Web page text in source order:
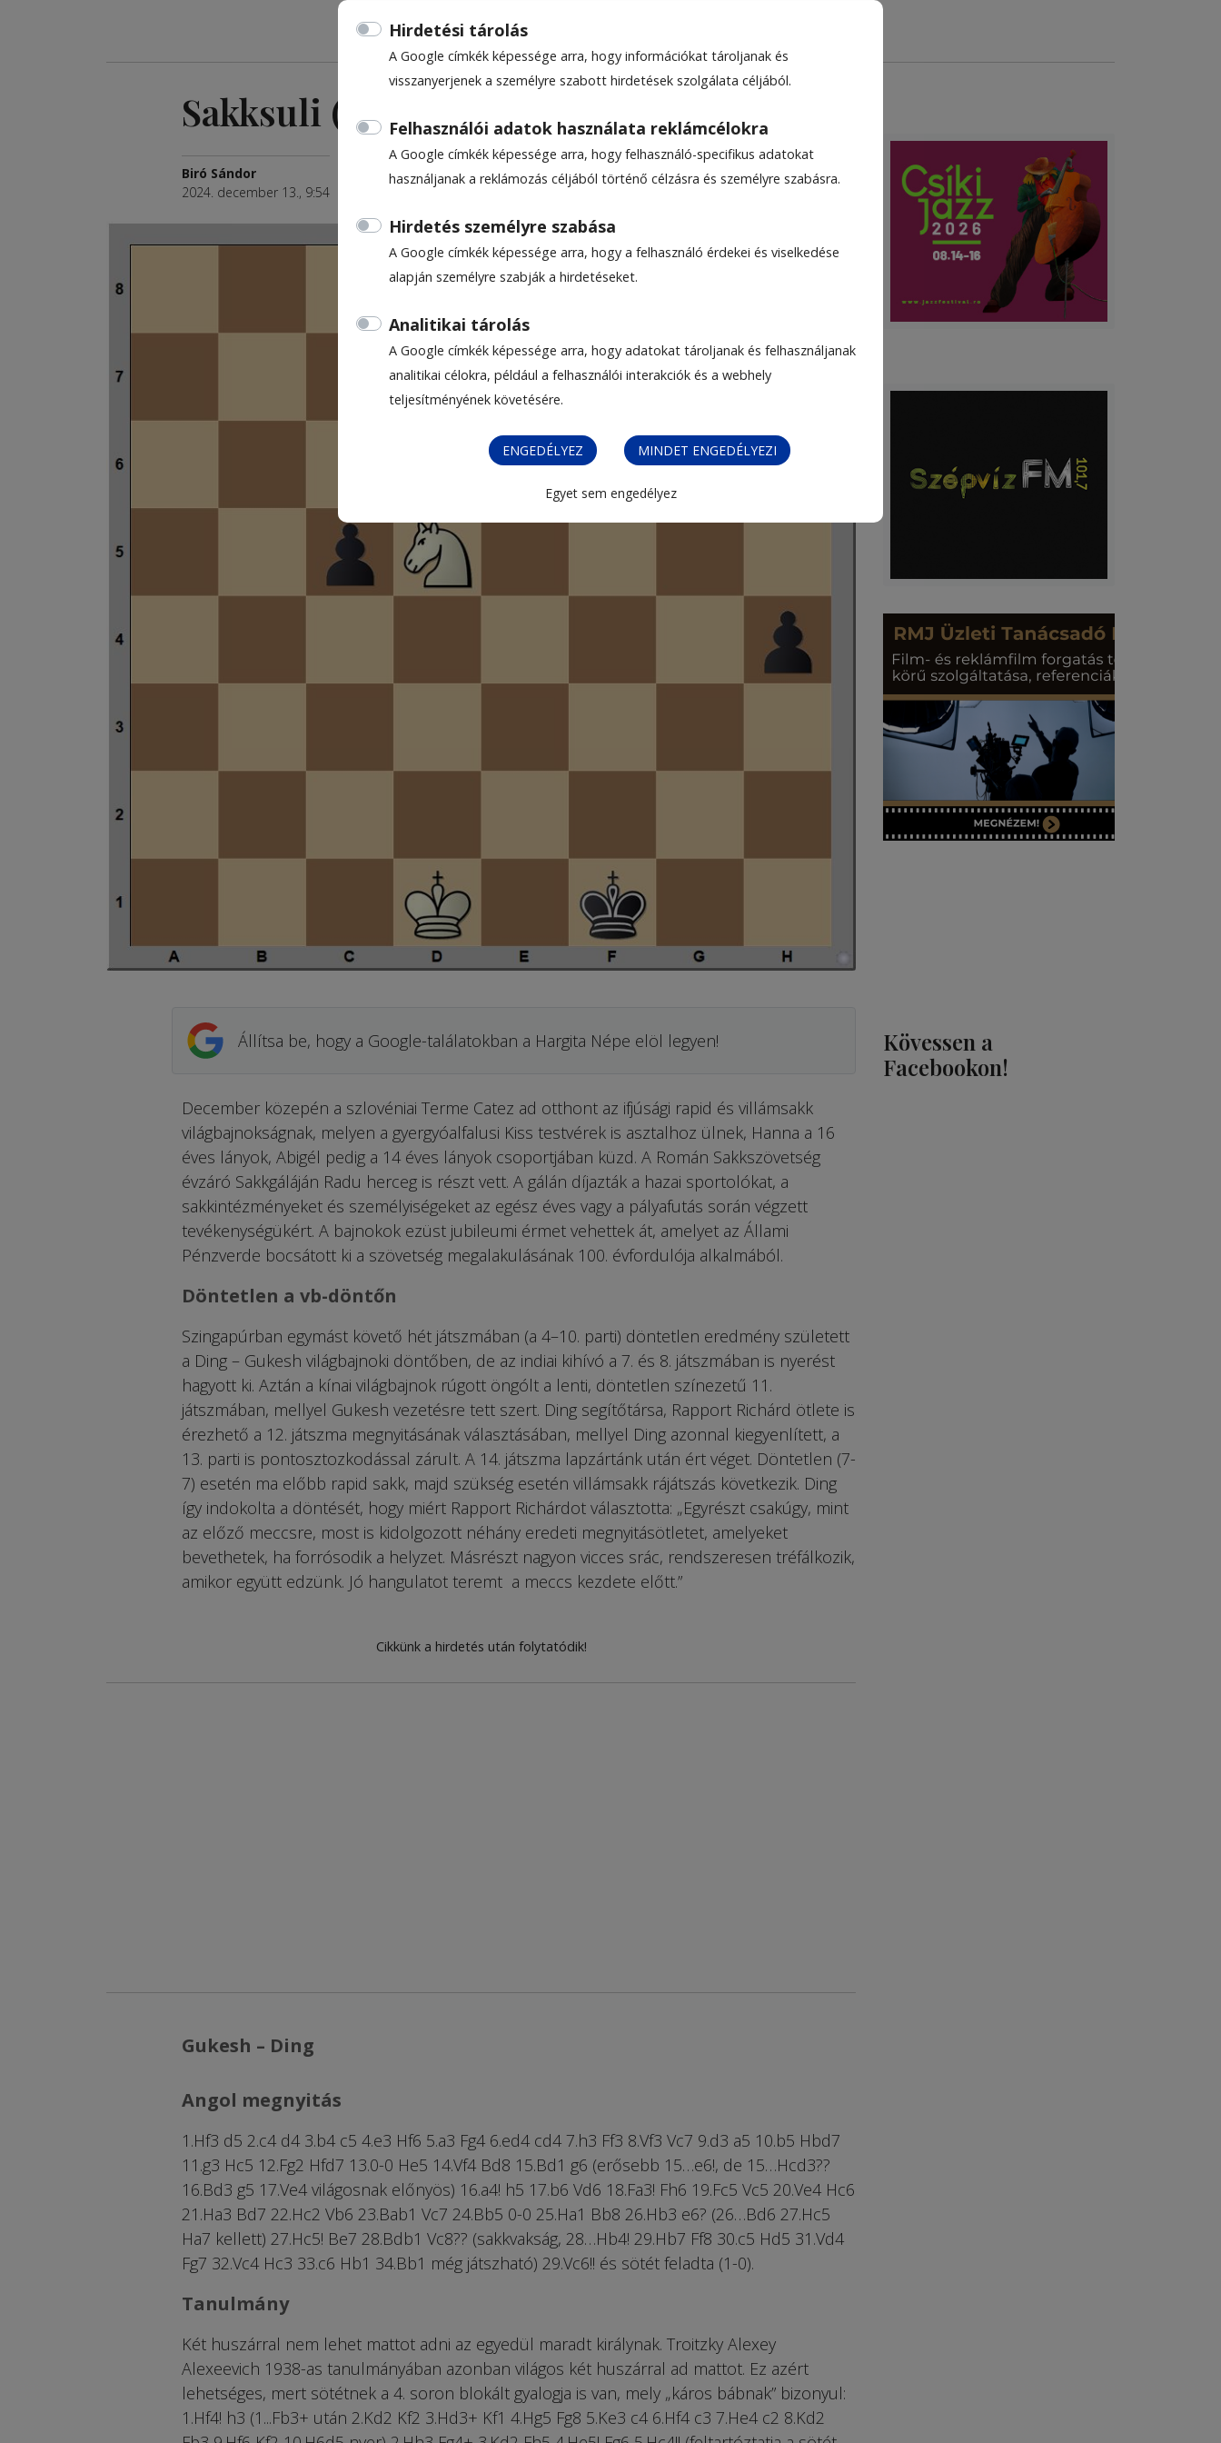
Hirdetési tárolás
A Google címkék képessége arra, hogy információkat tároljanak és
visszanyerjenek a személyre szabott hirdetések szolgálata céljából.
Felhasználói adatok használata reklámcélokra
A Google címkék képessége arra, hogy felhasználó-specifikus adatokat
használjanak a reklámozás céljából történő célzásra és személyre szabásra.
Hirdetés személyre szabása
A Google címkék képessége arra, hogy a felhasználó érdekei és viselkedése
alapján személyre szabják a hirdetéseket.
Analitikai tárolás
A Google címkék képessége arra, hogy adatokat tároljanak és felhasználjanak
analitikai célokra, például a felhasználói interakciók és a webhely
teljesítményének követésére.
ENGEDÉLYEZ MINDET ENGEDÉLYEZI
Egyet sem engedélyez
Sakksuli (659.)
Biró Sándor
2024. december 13., 9:54
Állítsa be, hogy a Google-találatokban a Hargita Népe elöl legyen!
December közepén a szlovéniai Terme Catez ad otthont az ifjúsági rapid és villámsakk
világbajnokságnak, melyen a gyergyóalfalusi Kiss testvérek is asztalhoz ülnek, Hanna a 16
éves lányok, Abigél pedig a 14 éves lányok csoportjában küzd. A Román Sakkszövetség
évzáró Sakkgáláján Radu herceg is részt vett. A gálán díjazták a hazai sportolókat, a
sakkintézményeket és személyiségeket az egész éves vagy a pályafutás során végzett
tevékenységükért. A bajnokok ezüst jubileumi érmet vehettek át, amelyet az Állami
Pénzverde bocsátott ki a szövetség megalakulásának 100. évfordulója alkalmából.
Döntetlen a vb-döntőn
Szingapúrban egymást követő hét játszmában (a 4–10. parti) döntetlen eredmény született
a Ding – Gukesh világbajnoki döntőben, de az indiai kihívó a 7. és 8. játszmában is nyerést
hagyott ki. Aztán a kínai világbajnok rúgott öngólt a lenti, döntetlen színezetű 11.
játszmában, mellyel Gukesh vezetésre tett szert. Ding segítőtársa, Rapport Richárd ötlete is
érezhető a 12. játszma megnyitásának választásában, mellyel Ding azonnal kiegyenlített, a
13. parti is pontosztozkodással zárult. A 14. játszma lapzártánk után ért véget. Döntetlen (7-
7) esetén ma előbb rapid sakk, majd szükség esetén villámsakk rájátszás következik. Ding
így indokolta a döntését, hogy miért Rapport Richárdot választotta: „Egyrészt csakúgy, mint
az előző meccsre, most is kidolgozott néhány eredeti megnyitásötletet, amelyeket
bevethetek, ha forrósodik a helyzet. Másrészt nagyon vicces srác, rendszeresen tréfálkozik,
amikor együtt edzünk. Jó hangulatot teremt a meccs kezdete előtt.”
Cikkünk a hirdetés után folytatódik!
Gukesh – Ding
Angol megnyitás
1.Hf3 d5 2.c4 d4 3.b4 c5 4.e3 Hf6 5.a3 Fg4 6.ed4 cd4 7.h3 Ff3 8.Vf3 Vc7 9.d3 a5 10.b5 Hbd7
11.g3 Hc5 12.Fg2 Hfd7 13.0-0 He5 14.Vf4 Bd8 15.Bd1 g6 (erősebb 15…e6!, de 15…Hcd3??
16.Bd3 g5 17.Ve4 világosnak előnyös) 16.a4! h5 17.b6 Vd6 18.Fa3! Fh6 19.Fc5 Vc5 20.Ve4 Hc6
21.Ha3 Bd7 22.Hc2 Vb6 23.Bab1 Vc7 24.Bb5 0-0 25.Ha1 Bb8 26.Hb3 e6? (26…Bd6 27.Hc5
Ha7 kellett) 27.Hc5! Be7 28.Bdb1 Vc8?? (sakkvakság, 28…Hb4! 29.Hb7 Ff8 30.c5 Hd5 31.Vd4
Fg7 32.Vc4 Hc3 33.c6 Hb1 34.Bb1 még játszható) 29.Vc6!! és sötét feladta (1-0).
Tanulmány
Két huszárral nem lehet mattot adni az egyedül maradt királynak. Troitzky Alexey
Alexeevich 1938-as tanulmányában azonban világos két huszárral ad mattot. Ez azért
lehetséges, mert sötétnek a 4. soron blokált gyalogja is van, mely „káros bábnak” bizonyul:
1.Hf4! h3 (1...Fb3+ után 2.Kd2 Kf2 3.Hd3+ Kf1 4.Hg5 Fg8 5.Ke3 c4 6.Hf4 c3 7.He4 c2 8.Kd2
Kövessen a
Facebookon!